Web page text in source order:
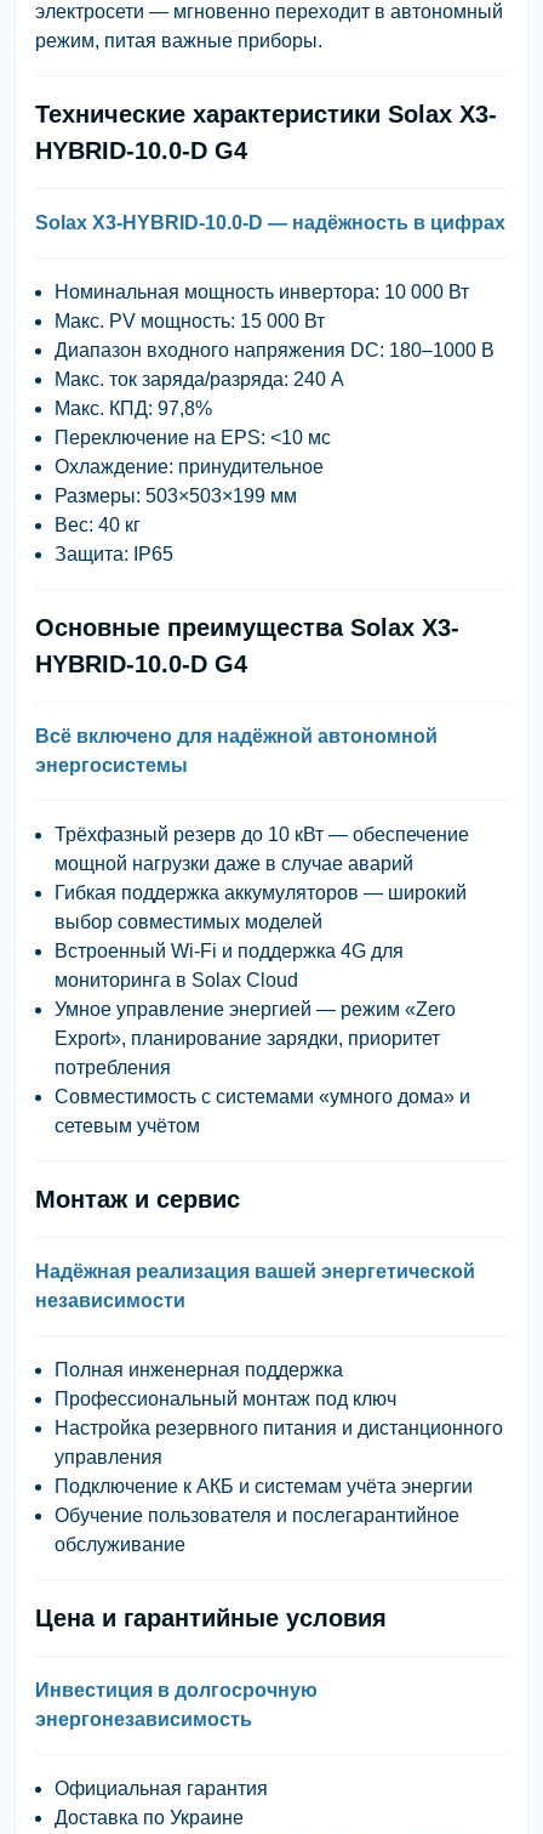
электросети — мгновенно переходит в автономный
режим, питая важные приборы.
Технические характеристики Solax X3-
HYBRID-10.0-D G4
Solax X3-HYBRID-10.0-D — надёжность в цифрах
Номинальная мощность инвертора: 10 000 Вт
Макс. PV мощность: 15 000 Вт
Диапазон входного напряжения DC: 180–1000 В
Макс. ток заряда/разряда: 240 А
Макс. КПД: 97,8%
Переключение на EPS: <10 мс
Охлаждение: принудительное
Размеры: 503×503×199 мм
Вес: 40 кг
Защита: IP65
Основные преимущества Solax X3-
HYBRID-10.0-D G4
Всё включено для надёжной автономной
энергосистемы
Трёхфазный резерв до 10 кВт — обеспечение
мощной нагрузки даже в случае аварий
Гибкая поддержка аккумуляторов — широкий
выбор совместимых моделей
Встроенный Wi-Fi и поддержка 4G для
мониторинга в Solax Cloud
Умное управление энергией — режим «Zero
Export», планирование зарядки, приоритет
потребления
Совместимость с системами «умного дома» и
сетевым учётом
Монтаж и сервис
Надёжная реализация вашей энергетической
независимости
Полная инженерная поддержка
Профессиональный монтаж под ключ
Настройка резервного питания и дистанционного
управления
Подключение к АКБ и системам учёта энергии
Обучение пользователя и послегарантийное
обслуживание
Цена и гарантийные условия
Инвестиция в долгосрочную
энергонезависимость
Официальная гарантия
Доставка по Украине